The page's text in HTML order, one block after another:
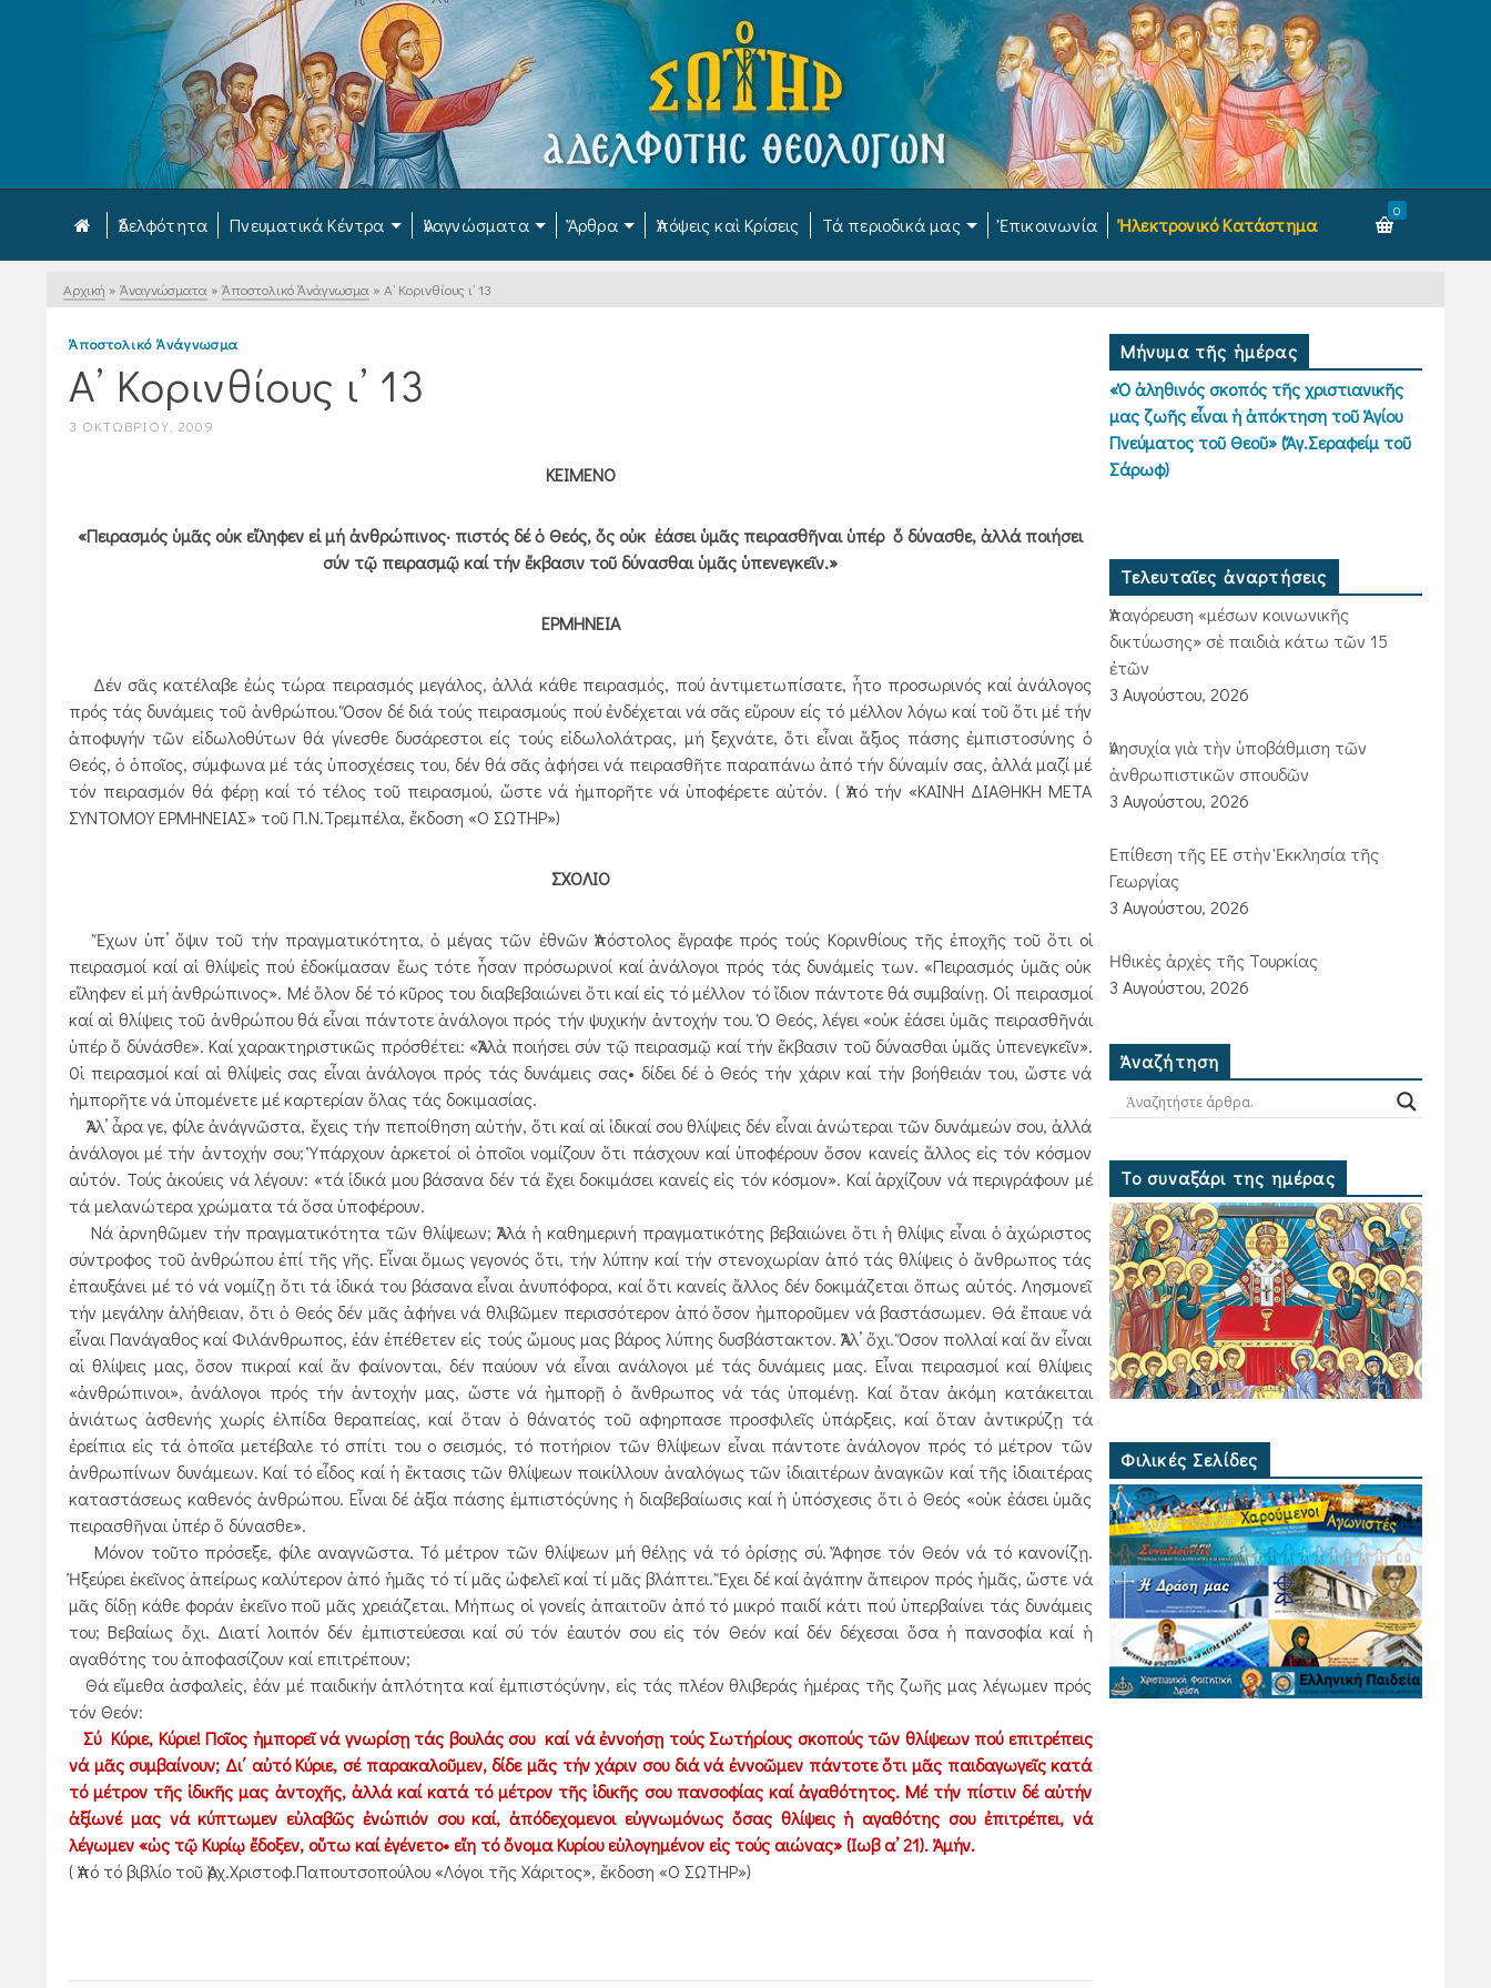
Ἀδελφότητα Πνευματικά Κέντρα Ἀναγνώσματα Ἄρθρα Ἀπόψεις καὶ Κρίσεις Τά περιοδικά μας Ἐπικοινωνία Ἠλεκτρονικό Κατάστημα
0
Αρχική » Ἀναγνώσματα » Ἀποστολικό Ἀνάγνωσμα » Α’ Κορινθίους ι’ 13
Ἀποστολικό Ἀνάγνωσμα
Α’ Κορινθίους ι’ 13
3 ΟΚΤΩΒΡΊΟΥ, 2009
ΚΕΙΜΕΝΟ
«Πειρασμός ὑμᾶς οὐκ εἴληφεν εἰ μή ἀνθρώπινος· πιστός δέ ὁ Θεός, ὅς οὐκ ἐάσει ὑμᾶς πειρασθῆναι ὑπέρ ὅ δύνασθε, ἀλλά ποιήσει
σύν τῷ πειρασμῷ καί τήν ἔκβασιν τοῦ δύνασθαι ὑμᾶς ὑπενεγκεῖν.»
ΕΡΜΗΝΕΙΑ
Δέν σᾶς κατέλαβε ἐώς τώρα πειρασμός μεγάλος, ἀλλά κάθε πειρασμός, πού ἀντιμετωπίσατε, ἦτο προσωρινός καί ἀνάλογος
πρός τάς δυνάμεις τοῦ ἀνθρώπου. Ὅσον δέ διά τούς πειρασμούς πού ἐνδέχεται νά σᾶς εὕρουν είς τό μέλλον λόγω καί τοῦ ὅτι μέ τήν
ἀποφυγήν τῶν εἰδωλοθύτων θά γίνεσθε δυσάρεστοι είς τούς εἰδωλολάτρας, μή ξεχνάτε, ὅτι εἶναι ἄξιος πάσης ἐμπιστοσύνης ὁ
Θεός, ὁ ὁποῖος, σύμφωνα μέ τάς ὑποσχέσεις του, δέν θά σᾶς ἀφήσει νά πειρασθῆτε παραπάνω ἀπό τήν δύναμίν σας, ἀλλά μαζί μέ
τόν πειρασμόν θά φέρῃ καί τό τέλος τοῦ πειρασμού, ὥστε νά ἠμπορῆτε νά ὑποφέρετε αὐτόν. ( Ἀπό τήν «ΚΑΙΝΗ ΔΙΑΘΗΚΗ ΜΕΤΑ
ΣΥΝΤΟΜΟΥ ΕΡΜΗΝΕΙΑΣ» τοῦ Π.Ν.Τρεμπέλα, ἔκδοση «Ο ΣΩΤΗΡ»)
ΣΧΟΛΙΟ
Ἔχων ὑπ’ ὄψιν τοῦ τήν πραγματικότητα, ὁ μέγας τῶν ἐθνῶν Ἀπόστολος ἔγραφε πρός τούς Κορινθίους τῆς ἐποχῆς τοῦ ὅτι οἱ
πειρασμοί καί αἱ θλίψεἰς πού ἐδοκίμασαν ἕως τότε ἦσαν πρόσωρινοί καί ἀνάλογοι πρός τάς δυνάμεἰς των. «Πειρασμός ὑμᾶς οὐκ
εἴληφεν εἰ μή ἀνθρώπινος». Μέ ὅλον δέ τό κῦρος του διαβεβαιώνει ὅτι καί εἰς τό μέλλον τό ἴδιον πάντοτε θά συμβαίνῃ. Οἱ πειρασμοί
καί αἱ θλίψεις τοῦ ἀνθρώπου θά εἶναι πάντοτε ἀνάλογοι πρός τήν ψυχικήν ἀντοχήν του. Ὁ Θεός, λέγει «οὐκ ἐάσει ὑμᾶς πειρασθῆνάι
ὑπέρ ὅ δύνάσθε». Καί χαρακτηριστικῶς πρόσθέτει: «Ἀλλἀ ποιήσει σύν τῷ πειρασμῷ καί τήν ἔκβασιν τοῦ δύνασθαι ὑμᾶς ὑπενεγκεῖν».
0ἱ πειρασμοί καί αἱ θλίψεἰς σας εἶναι ἀνάλογοι πρός τάς δυνάμεις σας• δίδει δέ ὁ Θεός τήν χάριν καί τήν βοήθειάν του, ὥστε νά
ἠμπορῆτε νά ὑπομένετε μέ καρτερίαν ὅλας τάς δοκιμασίας.
Ἀλλ’ ἆρα γε, φίλε ἀνάγνῶστα, ἔχεις τήν πεποίθηση αὐτήν, ὅτι καί αἱ ἰδικαί σου θλίψεις δέν εἶναι ἀνώτεραι τῶν δυνάμεών σου, ἀλλά
ἀνάλογοι μέ τήν ἀντοχήν σου; Ὑπάρχουν ἀρκετοί οἱ ὁποῖοι νομίζουν ὅτι πάσχουν καί ὑποφέρουν ὅσον κανείς ἄλλος εἰς τόν κόσμον
αὐτόν. Τούς ἀκούεις νά λέγουν: «τά ἰδικά μου βάσανα δέν τά ἔχει δοκιμάσει κανείς εἰς τόν κόσμον». Καί ἀρχίζουν νά περιγράφουν μέ
τά μελανώτερα χρώματα τά ὅσα ὑποφέρουν.
Νά ἀρνηθῶμεν τήν πραγματικότητα τῶν θλίψεων; Ἀλλά ἡ καθημερινή πραγματικότης βεβαιώνει ὅτι ἡ θλίψις εἶναι ὁ ἀχώριστος
σύντροφος τοῦ ἀνθρώπου ἐπί τῆς γῆς. Εἶναι ὅμως γεγονός ὅτι, τήν λύπην καί τήν στενοχωρίαν ἀπό τάς θλίψεις ὁ ἄνθρωπος τάς
ἐπαυξάνει μέ τό νά νομίζῃ ὅτι τά ἰδικά του βάσανα εἶναι ἀνυπόφορα, καί ὅτι κανείς ἄλλος δέν δοκιμάζεται ὅπως αὐτός. Λησμονεῖ
τήν μεγάλην ἀλήθειαν, ὅτι ὁ Θεός δέν μᾶς ἀφήνει νά θλιβῶμεν περισσότερον ἀπό ὅσον ἠμποροῦμεν νά βαστάσωμεν. Θά ἔπαυε νά
εἶναι Πανάγαθος καί Φιλάνθρωπος, ἐάν ἐπέθετεν εἰς τούς ὤμους μας βάρος λύπης δυσβάστακτον. Ἀλλ’ ὄχι. Ὅσον πολλαί καί ἄν εἶναι
αἱ θλίψεις μας, ὅσον πικραί καί ἄν φαίνονται, δέν παύουν νά εἶναι ανάλογοι μέ τάς δυνάμεις μας. Εἶναι πειρασμοί καί θλίψεις
«ἀνθρώπινοι», ἀνάλογοι πρός τήν ἀντοχήν μας, ὥστε νά ἠμπορῇ ὁ ἄνθρωπος νά τάς ὑπομένῃ. Καί ὅταν ἀκόμη κατάκειται
ἀνιάτως ἀσθενής χωρίς ἐλπίδα θεραπείας, καί ὅταν ὁ θάνατός τοῦ αφηρπασε προσφιλεῖς ὑπάρξεις, καί ὅταν ἀντικρύζῃ τά
ἐρείπια εἰς τά ὁποῖα μετέβαλε τό σπίτι του ο σεισμός, τό ποτήριον τῶν θλίψεων εἶναι πάντοτε ἀνάλογον πρός τό μέτρον τῶν
ἀνθρωπίνων δυνάμεων. Καί τό εἶδος καί ἡ ἔκτασις τῶν θλίψεων ποικίλλουν ἀναλόγως τῶν ἰδιαιτέρων ἀναγκῶν καί τῆς ἰδιαιτέρας
καταστάσεως καθενός ἀνθρώπου. Εἶναι δέ ἀξία πάσης ἐμπιστόςύνης ἡ διαβεβαίωσις καί ἡ ὑπόσχεσις ὅτι ὁ Θεός «οὐκ ἐάσει ὑμᾶς
πειρασθῆναι ὑπέρ ὅ δύνασθε».
Μόνον τοῦτο πρόσεξε, φίλε αναγνῶστα. Τό μέτρον τῶν θλίψεων μή θέλῃς νά τό ὁρίσῃς σύ. Ἄφησε τόν Θεόν νά τό κανονίζῃ.
Ἠξεύρει ἐκεῖνος ἀπείρως καλύτερον ἀπό ἡμᾶς τό τί μᾶς ὠφελεῖ καί τί μᾶς βλάπτει. Ἔχει δέ καί ἀγάπην ἄπειρον πρός ἡμᾶς, ὥστε νά
μᾶς δίδῃ κάθε φοράν ἐκεῖνο ποῦ μᾶς χρειάζεται. Μήπως οἱ γονείς ἀπαιτοῦν ἀπό τό μικρό παιδί κάτι πού ὑπερβαίνει τάς δυνάμεις
του; Βεβαίως ὄχι. Διατί λοιπόν δέν ἐμπιστεύεσαι καί σύ τόν ἐαυτόν σου εἰς τόν Θεόν καί δέν δέχεσαι ὅσα ἡ πανσοφία καί ἡ
αγαθότης του ἀποφασίζουν καί επιτρέπουν;
Θά εἴμεθα ἀσφαλεἰς, ἐάν μέ παιδικήν ἀπλότητα καί ἐμπιστόςύνην, εἰς τάς πλέον θλιβεράς ἡμέρας τῆς ζωῆς μας λέγωμεν πρός
τόν Θεόν:
Σύ Κύριε, Κύριε! Ποῖος ἠμπορεῖ νά γνωρίσῃ τάς βουλάς σου καί νά ἐννοήσῃ τούς Σωτήρίους σκοπούς τῶν θλίψεων πού επιτρέπεις
νά μᾶς συμβαίνουν; Δι΄ αὐτό Κύριε, σέ παρακαλοῦμεν, δίδε μᾶς τήν χάριν σου διά νά ἐννοῶμεν πάντοτε ὅτι μᾶς παιδαγωγεῖς κατά
τό μέτρον τῆς ἰδικῆς μας ἀντοχῆς, ἀλλά καί κατά τό μέτρον τῆς ἰδικῆς σου πανσοφίας καί ἀγαθότητος. Μέ τήν πίστιν δέ αὐτήν
ἀξίωνέ μας νά κύπτωμεν εὐλαβῶς ἐνώπιόν σου καί, ἀπόδεχομενοι εὐγνωμόνως ὅσας θλίψεις ἡ αγαθότης σου ἐπιτρέπει, νά
λέγωμεν «ὡς τῷ Κυρίῳ ἔδοξεν, οὕτω καί ἐγένετο• εἴη τό ὄνομα Κυρίου εὐλογημένον εἰς τούς αιώνας» (Ιωβ α’ 21). Ἀμήν.
( Ἀπό τό βιβλίο τοῦ Ἀρχ.Χριστοφ.Παπουτσοπούλου «Λόγοι τῆς Χάριτος», ἔκδοση «Ο ΣΩΤΗΡ»)
Μήνυμα τῆς ἡμέρας
«Ὁ ἀληθινός σκοπός τῆς χριστιανικῆς
μας ζωῆς εἶναι ἡ ἀπόκτηση τοῦ Ἁγίου
Πνεύματος τοῦ Θεοῦ» (Ἅγ.Σεραφείμ τοῦ
Σάρωφ)
Τελευταῖες ἀναρτήσεις
Ἀπαγόρευση «μέσων κοινωνικῆς
δικτύωσης» σὲ παιδιὰ κάτω τῶν 15
ἐτῶν
3 Αυγούστου, 2026
Ἀνησυχία γιὰ τὴν ὑποβάθμιση τῶν
ἀνθρωπιστικῶν σπουδῶν
3 Αυγούστου, 2026
Ἐπίθεση τῆς ΕΕ στὴν Ἐκκλησία τῆς
Γεωργίας
3 Αυγούστου, 2026
Ἠθικὲς ἀρχὲς τῆς Τουρκίας
3 Αυγούστου, 2026
Ἀναζήτηση
Το συναξάρι της ημέρας
Φιλικές Σελίδες